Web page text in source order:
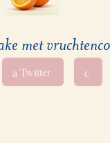
met
a Twitter c